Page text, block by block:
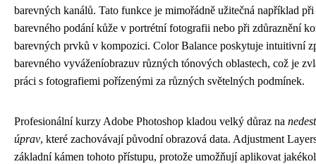
barevných kanálů. Tato funkce je mimořádně užitečná například
barevného podání kůže v portrétní fotografii nebo při zdůraznění
barevných prvků v kompozici. Color Balance poskytuje intuitivní
barevného vyváženíobrazuv různých tónových oblastech, což je
práci s fotografiemi pořízenými za různých světelných podmínek.
Profesionální kurzy Adobe Photoshop kladou velký důraz na
úprav, které zachovávají původní obrazová data. Adjustment
základní kámen tohoto přístupu, protože umožňují aplikovat